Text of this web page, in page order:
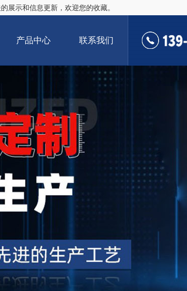
展示和信息更新，欢迎您的收藏。
产品中心 联系我们